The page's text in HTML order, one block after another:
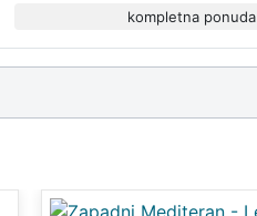
kompletna ponuda